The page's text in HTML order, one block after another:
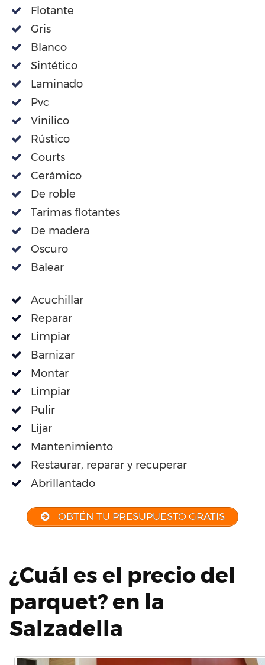
Flotante
Gris
Blanco
Sintético
Laminado
Pvc
Vinilico
Rústico
Courts
Cerámico
De roble
Tarimas flotantes
De madera
Oscuro
Balear
Acuchillar
Reparar
Limpiar
Barnizar
Montar
Limpiar
Pulir
Lijar
Mantenimiento
Restaurar, reparar y recuperar
Abrillantado
OBTÉN TU PRESUPUESTO GRATIS
¿Cuál es el precio del
parquet? en la
Salzadella